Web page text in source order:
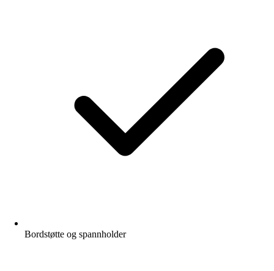
Bordstøtte og spannholder